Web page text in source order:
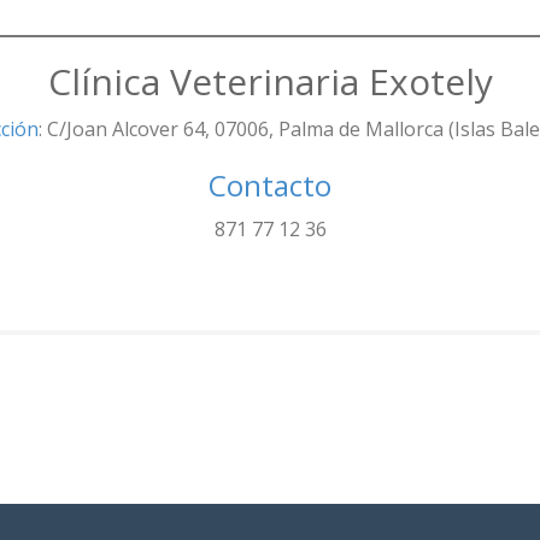
Clínica Veterinaria Exotely
: C/Joan Alcover 64, 07006, Palma de Mallorca (Islas
Contacto
871 77 12 36